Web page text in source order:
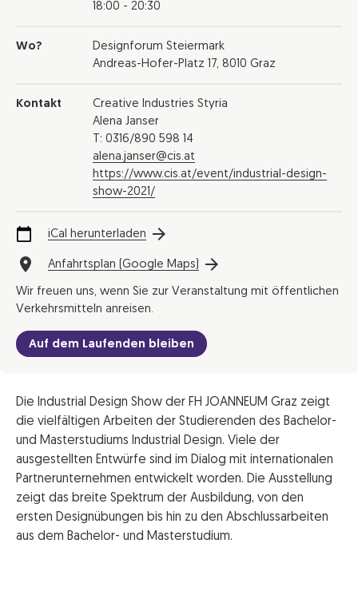
18:00 - 20:30
Wo?
Designforum Steiermark
Andreas-Hofer-Platz 17, 8010 Graz
Kontakt
Creative Industries Styria
Alena Janser
T: 0316/890 598 14
alena.janser@cis.at
https://www.cis.at/event/industrial-design-
show-2021/
iCal herunterladen
Anfahrtsplan (Google Maps)
Wir freuen uns, wenn Sie zur Veranstaltung mit öffentlichen
Verkehrsmitteln anreisen.
Auf dem Laufenden bleiben
Die Industrial Design Show der FH JOANNEUM Graz zeigt
die vielfältigen Arbeiten der Studierenden des Bachelor-
und Masterstudiums Industrial Design. Viele der
ausgestellten Entwürfe sind im Dialog mit internationalen
Partnerunternehmen entwickelt worden. Die Ausstellung
zeigt das breite Spektrum der Ausbildung, von den
ersten Designübungen bis hin zu den Abschlussarbeiten
aus dem Bachelor- und Masterstudium.